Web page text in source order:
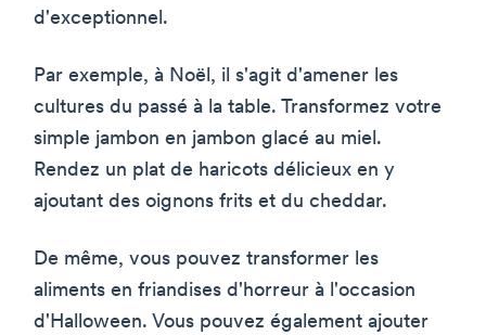
d'exceptionnel.
Par exemple, à Noël, il s'agit d'amener les
cultures du passé à la table. Transformez votre
simple jambon en jambon glacé au miel.
Rendez un plat de haricots délicieux en y
ajoutant des oignons frits et du cheddar.
De même, vous pouvez transformer les
aliments en friandises d'horreur à l'occasion
d'Halloween. Vous pouvez également ajouter